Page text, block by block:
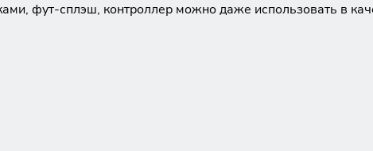
фут-сплэш, контроллер можно даже использовать в